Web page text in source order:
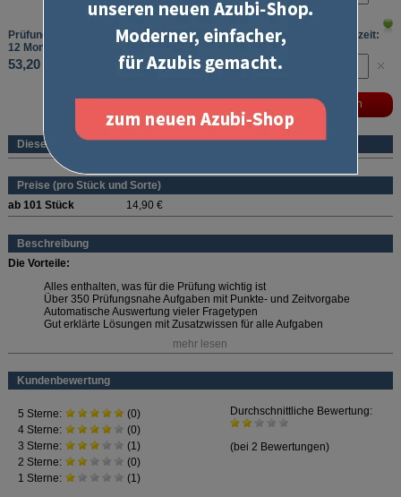
Prüfungstraining Abschlussprüfung, Fachkraft für Lagerlogistik, Laufzeit:
12 Monate
53,20 €
Dieses Produkt ist ein eBook
Preise (pro Stück und Sorte)
ab 101 Stück
14,90 €
Beschreibung
Die Vorteile:
Alles enthalten, was für die Prüfung wichtig ist
Über 350 Prüfungsnahe Aufgaben mit Punkte- und Zeitvorgabe
Automatische Auswertung vieler Fragetypen
Gut erklärte Lösungen mit Zusatzwissen für alle Aufgaben
Wählen Sie die passende Laufzeit aus!
1 Monat: 14,90 Euro
6 Monate: 39,90 Euro (6,65 Euro/Monat)
12 Monate: 53,20 Euro (4,43 Euro/Monat)
Die Preise sind Festpreise - kein Monatsabo!
Aktivierung der Lizenz.
mehr lesen
Kundenbewertung